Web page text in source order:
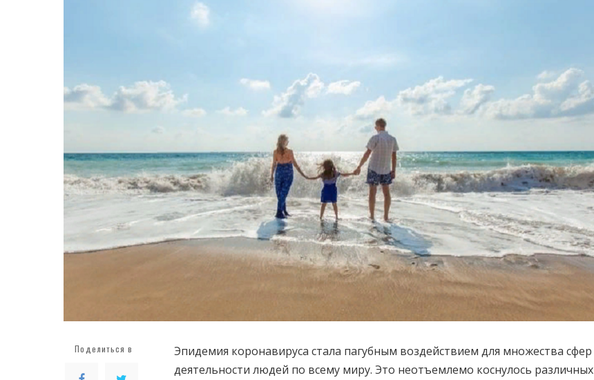
Поделиться в
Эпидемия коронавируса стала пагубным воздействием для множества сфер
деятельности людей по всему миру. Это неотъемлемо коснулось различных